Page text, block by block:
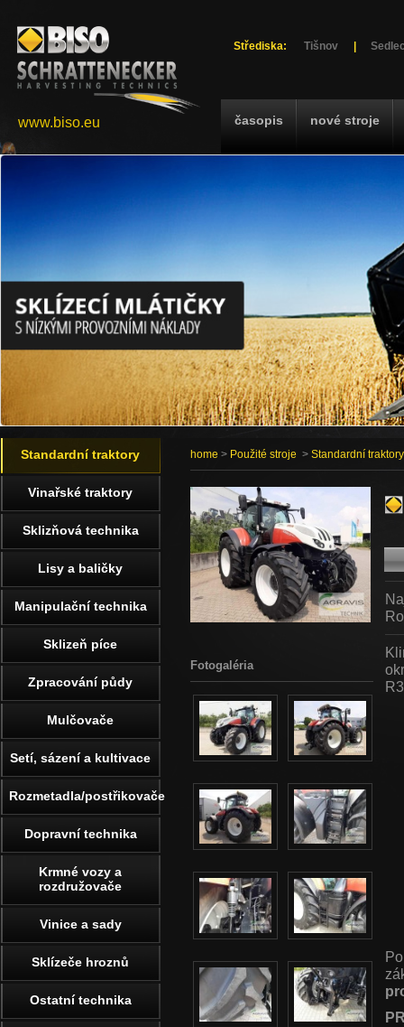
Střediska: Tišnov
časopis nové stroje
www.biso.eu
home > Použité stroje > Standardní traktory
Fotogaléria
Standardní traktory
Vinařské traktory
Sklizňová technika
Lisy a baličky
Manipulační technika
Sklizeň píce
Zpracování půdy
Mulčovače
Setí, sázení a kultivace
Rozmetadla/postřikovače
Dopravní technika
Krmné vozy a
rozdružovače
Vinice a sady
Sklízeče hroznů
Ostatní technika